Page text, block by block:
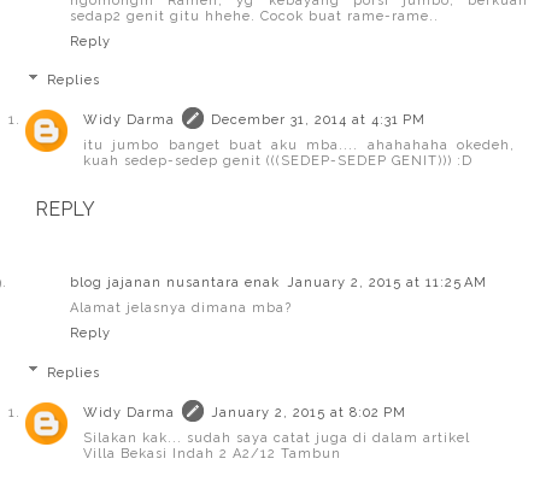
sedap2 genit gitu hhehe. Cocok buat rame-rame..
Reply
Replies
Widy Darma
December 31, 2014 at 4:31 PM
itu jumbo banget buat aku mba.... ahahahaha okedeh,
kuah sedep-sedep genit (((SEDEP-SEDEP GENIT))) :D
REPLY
blog jajanan nusantara enak January 2, 2015 at 11:25 AM
Alamat jelasnya dimana mba?
Reply
Replies
Widy Darma
January 2, 2015 at 8:02 PM
Silakan kak... sudah saya catat juga di dalam artikel
Villa Bekasi Indah 2 A2/12 Tambun